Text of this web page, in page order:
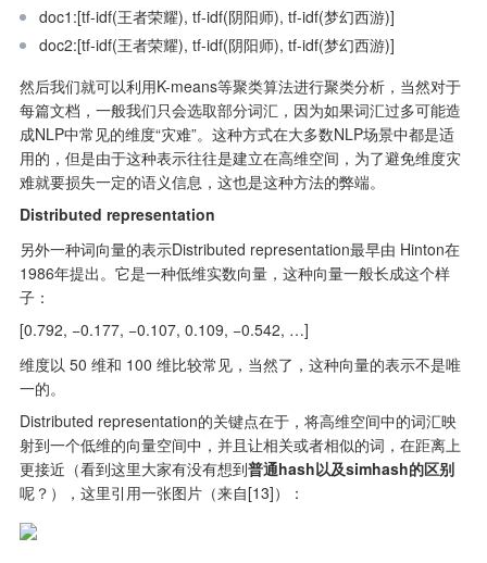
doc1:[tf-idf(王者荣耀), tf-idf(阴阳师), tf-idf(梦幻西游)]
doc2:[tf-idf(王者荣耀), tf-idf(阴阳师), tf-idf(梦幻西游)]
然后我们就可以利用K-means等聚类算法进行聚类分析，当然对于
每篇文档，一般我们只会选取部分词汇，因为如果词汇过多可能造
成NLP中常见的维度“灾难”。这种方式在大多数NLP场景中都是适
用的，但是由于这种表示往往是建立在高维空间，为了避免维度灾
难就要损失一定的语义信息，这也是这种方法的弊端。
Distributed representation
另外一种词向量的表示Distributed representation最早由 Hinton在
1986年提出。它是一种低维实数向量，这种向量一般长成这个样
子：
[0.792, −0.177, −0.107, 0.109, −0.542, …]
维度以 50 维和 100 维比较常见，当然了，这种向量的表示不是唯
一的。
Distributed representation的关键点在于，将高维空间中的词汇映
射到一个低维的向量空间中，并且让相关或者相似的词，在距离上
更接近（看到这里大家有没有想到普通hash以及simhash的区别
呢？），这里引用一张图片（来自[13]）：